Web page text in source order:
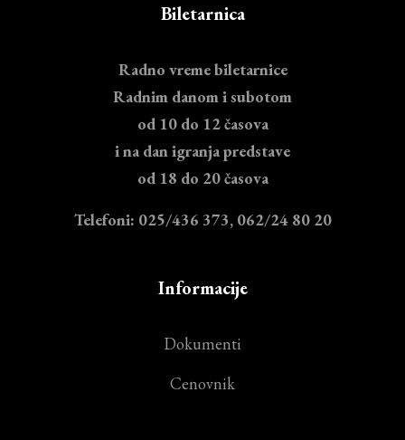
Biletarnica
Radno vreme biletarnice
Radnim danom i subotom
od 10 do 12 časova
i na dan igranja predstave
od 18 do 20 časova
Telefoni: 025/436 373, 062/24 80 20
Informacije
Dokumenti
Cenovnik